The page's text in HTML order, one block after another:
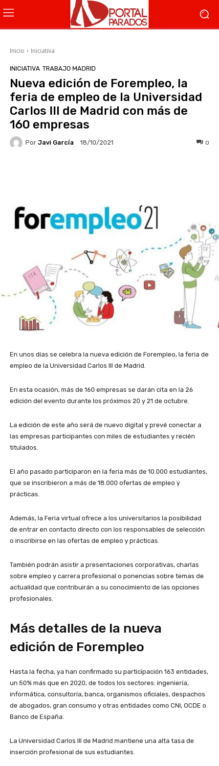
Inicio Iniciativa
INICIATIVA TRABAJO MADRID
Nueva edición de Forempleo, la
feria de empleo de la Universidad
Carlos III de Madrid con más de
160 empresas
Por Javi García 18/10/2021 0
En unos días se celebra la nueva edición de Forempleo, la feria de
empleo de la Universidad Carlos III de Madrid.
En esta ocasión, más de 160 empresas se darán cita en la 26
edición del evento durante los próximos 20 y 21 de octubre.
La edición de este año será de nuevo digital y prevé conectar a
las empresas participantes con miles de estudiantes y recién
titulados.
El año pasado participaron en la feria más de 10.000 estudiantes,
que se inscribieron a más de 18.000 ofertas de empleo y
prácticas.
Además, la Feria virtual ofrece a los universitarios la posibilidad
de entrar en contacto directo con los responsables de selección
o inscribirse en las ofertas de empleo y prácticas.
También podrán asistir a presentaciones corporativas, charlas
sobre empleo y carrera profesional o ponencias sobre temas de
actualidad que contribuirán a su conocimiento de las opciones
profesionales.
Más detalles de la nueva
edición de Forempleo
Hasta la fecha, ya han confirmado su participación 163 entidades,
un 50% más que en 2020, de todos los sectores: ingeniería,
informática, consultoría, banca, organismos oficiales, despachos
de abogados, gran consumo y otras entidades como CNI, OCDE o
Banco de España.
La Universidad Carlos III de Madrid mantiene una alta tasa de
inserción profesional de sus estudiantes.